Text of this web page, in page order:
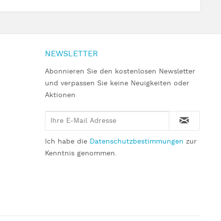
NEWSLETTER
Abonnieren Sie den kostenlosen Newsletter
und verpassen Sie keine Neuigkeiten oder
Aktionen
Ich habe die Datenschutzbestimmungen zur
Kenntnis genommen.